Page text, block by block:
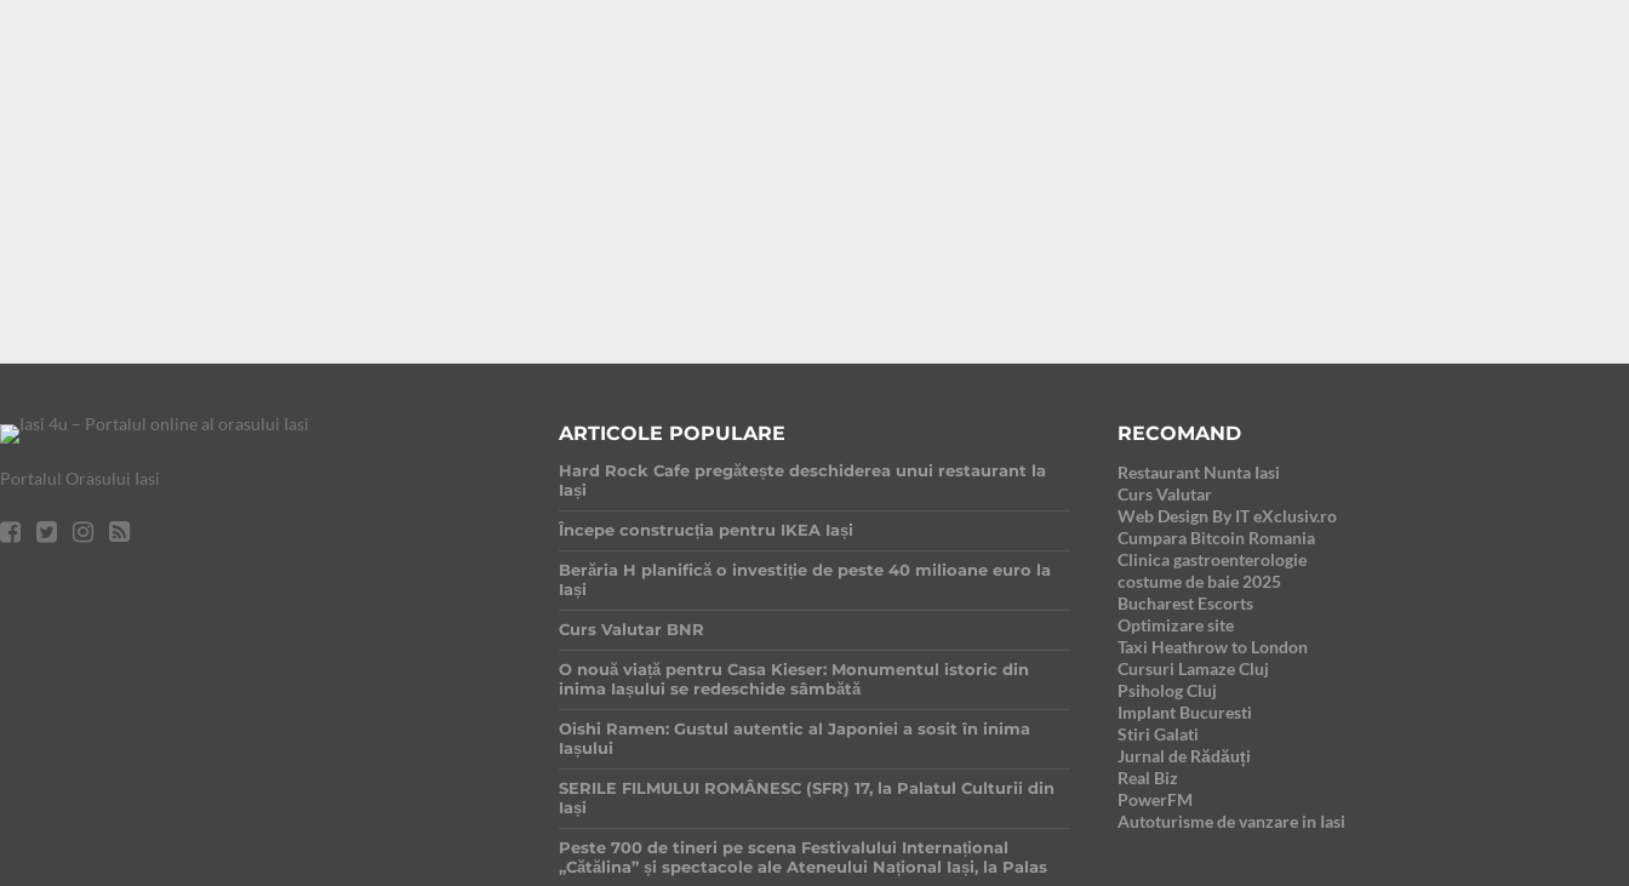
Portalul Orasului Iasi
ARTICOLE POPULARE
Hard Rock Cafe pregătește deschiderea unui restaurant la
Iași
Începe construcția pentru IKEA Iași
Berăria H planifică o investiție de peste 40 milioane euro la
Iași
Curs Valutar BNR
O nouă viață pentru Casa Kieser: Monumentul istoric din
inima Iașului se redeschide sâmbătă
Oishi Ramen: Gustul autentic al Japoniei a sosit în inima
Iașului
SERILE FILMULUI ROMÂNESC (SFR) 17, la Palatul Culturii din
Iași
Peste 700 de tineri pe scena Festivalului Internațional
„Cătălina” și spectacole ale Ateneului Național Iași, la Palas
RECOMAND
Restaurant Nunta Iasi
Curs Valutar
Web Design By IT eXclusiv.ro
Cumpara Bitcoin Romania
Clinica gastroenterologie
costume de baie 2025
Bucharest Escorts
Optimizare site
Taxi Heathrow to London
Cursuri Lamaze Cluj
Psiholog Cluj
Implant Bucuresti
Stiri Galati
Jurnal de Rădăuți
Real Biz
PowerFM
Autoturisme de vanzare in Iasi